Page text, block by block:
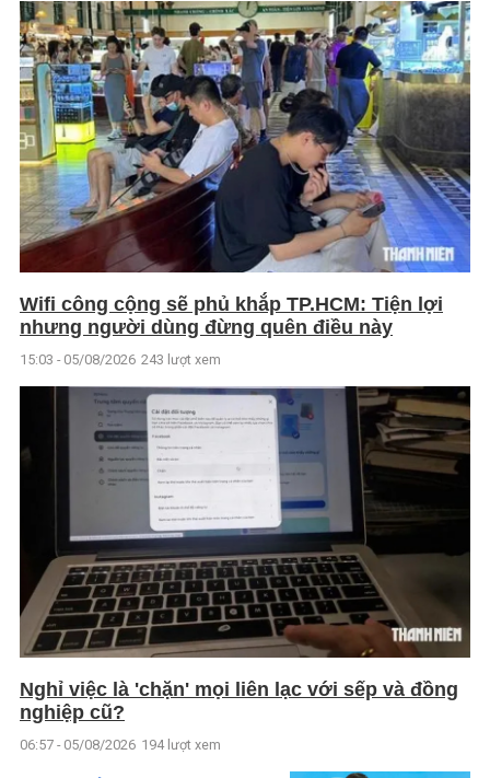
Wifi công cộng sẽ phủ khắp TP.HCM: Tiện lợi
nhưng người dùng đừng quên điều này
15:03 - 05/08/2026 243 lượt xem
Nghỉ việc là 'chặn' mọi liên lạc với sếp và đồng
nghiệp cũ?
06:57 - 05/08/2026 194 lượt xem